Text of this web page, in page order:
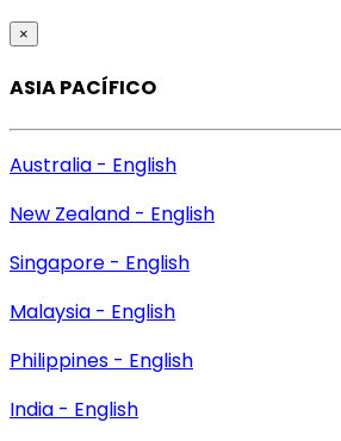
×
ASIA PACÍFICO
Australia - English
New Zealand - English
Singapore - English
Malaysia - English
Philippines - English
India - English